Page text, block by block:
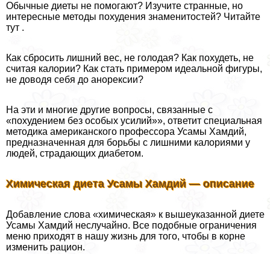
Обычные диеты не помогают? Изучите странные, но
интересные методы похудения знаменитостей? Читайте
тут .
Как сбросить лишний вес, не голодая? Как похудеть, не
считая калории? Как стать примером идеальной фигуры,
не доводя себя до анорексии?
На эти и многие другие вопросы, связанные с
«похудением без особых усилий»», ответит специальная
методика американского профессора Усамы Хамдий,
предназначенная для борьбы с лишними калориями у
людей, страдающих диабетом.
Химическая диета Усамы Хамдий — описание
Добавление слова «химическая» к вышеуказанной диете
Усамы Хамдий неслучайно. Все подобные ограничения
меню приходят в нашу жизнь для того, чтобы в корне
изменить рацион.